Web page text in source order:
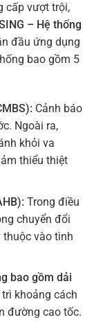
cấp vượt trội,
– Hệ thống
đầu ứng dụng
bao gồm 5
Cảnh báo
Ngoài ra,
khỏi va
thiểu thiệt
Trong điều
chuyển đổi
thuộc vào tình
bao gồm dải
khoảng cách
đường cao tốc.